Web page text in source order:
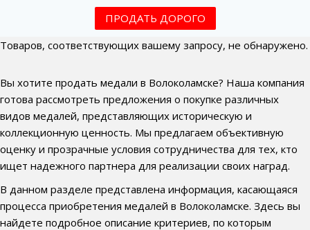
ПРОДАТЬ ДОРОГО
Товаров, соответствующих вашему запросу, не обнаружено.
Вы хотите продать медали в Волоколамске? Наша компания
готова рассмотреть предложения о покупке различных
видов медалей, представляющих историческую и
коллекционную ценность. Мы предлагаем объективную
оценку и прозрачные условия сотрудничества для тех, кто
ищет надежного партнера для реализации своих наград.
В данном разделе представлена информация, касающаяся
процесса приобретения медалей в Волоколамске. Здесь вы
найдете подробное описание критериев, по которым